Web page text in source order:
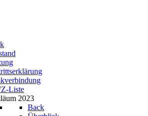
Liste
2023
Back